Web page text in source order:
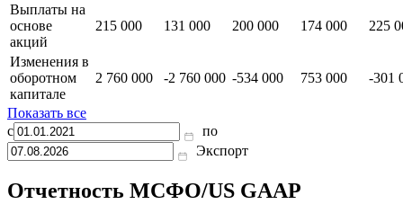
Выплаты на
основе
акций
215 000 131 000 200 000 174 000 225
Изменения в
оборотном
капитале
2 760 000 -2 760 000 -534 000 753 000 -301
Показать все
с
по
Экспорт
Отчетность МСФО/US GAAP